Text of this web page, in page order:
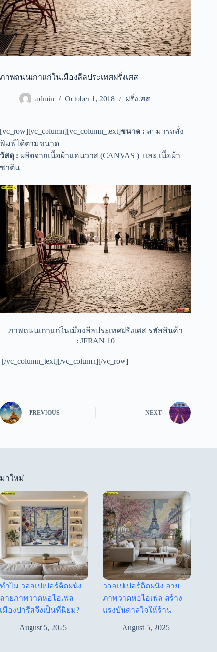
ภาพถนนเกาแก่ในเมืองลีลประเทศฝรั่งเศส
admin October 1, 2018 ฝรั่งเศส
[vc_row][vc_column][vc_column_text]ขนาด : สามารถสั่ง
พิมพ์ได้ตามขนาด
วัสดุ : ผลิตจากเนื้อผ้าแคนวาส (CANVAS ) และ เนื้อผ้า
ซาติน
ภาพถนนเกาแก่ในเมืองลีลประเทศฝรั่งเศส รหัสสินค้า
: JFRAN-10
[/vc_column_text][/vc_column][/vc_row]
PREVIOUS NEXT
มาใหม่
ทำไม วอลเปเปอร์ติดผนัง
ลายภาพวาดหอไอเฟล
เมืองปารีสจึงเป็นที่นิยม?
August 5, 2025
วอลเปเปอร์ติดผนัง ลาย
ภาพวาดหอไอเฟล สร้าง
แรงบันดาลใจให้ร้าน
August 5, 2025